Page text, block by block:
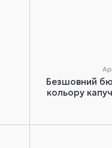
Безшовний
кольору